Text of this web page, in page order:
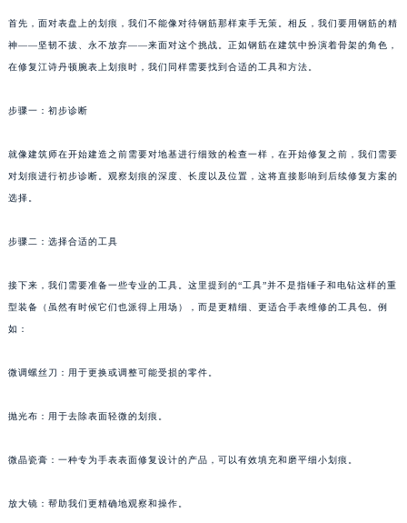
首先，面对表盘上的划痕，我们不能像对待钢筋那样束手无策。相反，我们要用钢筋的精
神——坚韧不拔、永不放弃——来面对这个挑战。正如钢筋在建筑中扮演着骨架的角色，
在修复江诗丹顿腕表上划痕时，我们同样需要找到合适的工具和方法。
步骤一：初步诊断
就像建筑师在开始建造之前需要对地基进行细致的检查一样，在开始修复之前，我们需要
对划痕进行初步诊断。观察划痕的深度、长度以及位置，这将直接影响到后续修复方案的
选择。
步骤二：选择合适的工具
接下来，我们需要准备一些专业的工具。这里提到的“工具”并不是指锤子和电钻这样的重
型装备（虽然有时候它们也派得上用场），而是更精细、更适合手表维修的工具包。例
如：
微调螺丝刀：用于更换或调整可能受损的零件。
抛光布：用于去除表面轻微的划痕。
微晶瓷膏：一种专为手表表面修复设计的产品，可以有效填充和磨平细小划痕。
放大镜：帮助我们更精确地观察和操作。